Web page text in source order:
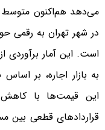
می‌دهد هم‌‌‌‌اکنون متوسط
است. این آمار برآوردی
به بازار اجاره، بر
این قیمت‌ها با
قراردادهای قطعی بین